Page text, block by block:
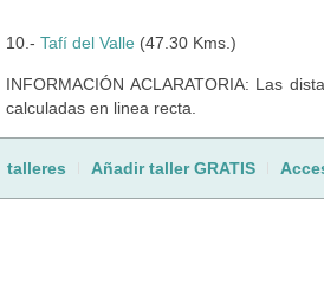
10.- Tafí del Valle (47.30 Kms.)
INFORMACIÓN ACLARATORIA: Las
calculadas en linea recta.
talleres Añadir taller GRATIS